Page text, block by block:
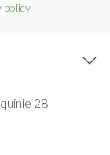
policy.
28